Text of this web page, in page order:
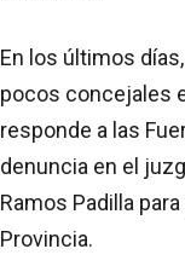
En los últimos
pocos concejales
responde a las
denuncia en el
Ramos Padilla
Provincia.